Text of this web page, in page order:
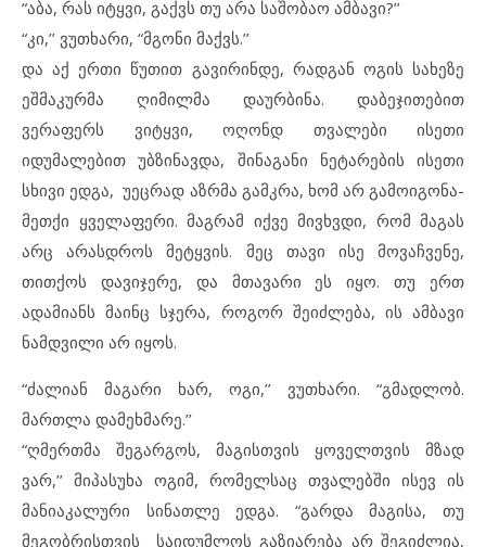
“აბა, რას იტყვი, გაქვს თუ არა საშობაო ამბავი?’’
“კი,’’ ვუთხარი, “მგონი მაქვს.’’
და აქ ერთი წუთით გავირინდე, რადგან ოგის სახეზე
ეშმაკურმა ღიმილმა დაურბინა. დაბეჯითებით
ვერაფერს ვიტყვი, ოღონდ თვალები ისეთი
იდუმალებით უბზინავდა, შინაგანი ნეტარების ისეთი
სხივი ედგა, უეცრად აზრმა გამკრა, ხომ არ გამოიგონა-
მეთქი ყველაფერი. მაგრამ იქვე მივხვდი, რომ მაგას
არც არასდროს მეტყვის. მეც თავი ისე მოვაჩვენე,
თითქოს დავიჯერე, და მთავარი ეს იყო. თუ ერთ
ადამიანს მაინც სჯერა, როგორ შეიძლება, ის ამბავი
ნამდვილი არ იყოს.
“ძალიან მაგარი ხარ, ოგი,’’ ვუთხარი. “გმადლობ.
მართლა დამეხმარე.’’
“ღმერთმა შეგარგოს, მაგისთვის ყოველთვის მზად
ვარ,’’ მიპასუხა ოგიმ, რომელსაც თვალებში ისევ ის
მანიაკალური სინათლე ედგა. “გარდა მაგისა, თუ
მეგობრისთვის საიდუმლოს გაზიარება არ შეგიძლია,